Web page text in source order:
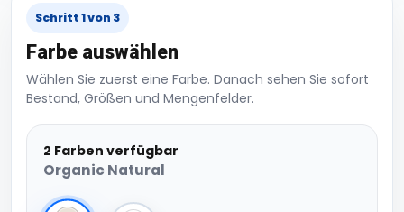
Schritt 1 von 3
Farbe auswählen
Wählen Sie zuerst eine Farbe. Danach sehen Sie sofort
Bestand, Größen und Mengenfelder.
2 Farben verfügbar
Organic Natural